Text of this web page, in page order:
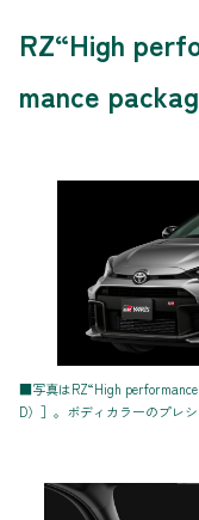
RZ“High
mance
■写真はRZ“High
D）］。ボディカラーのプレ